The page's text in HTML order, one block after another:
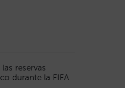
reservas
durante la FIFA